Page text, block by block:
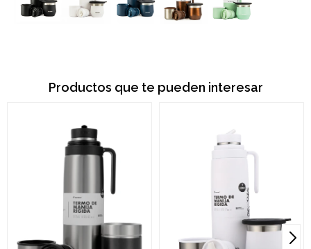
Productos que te pueden interesar